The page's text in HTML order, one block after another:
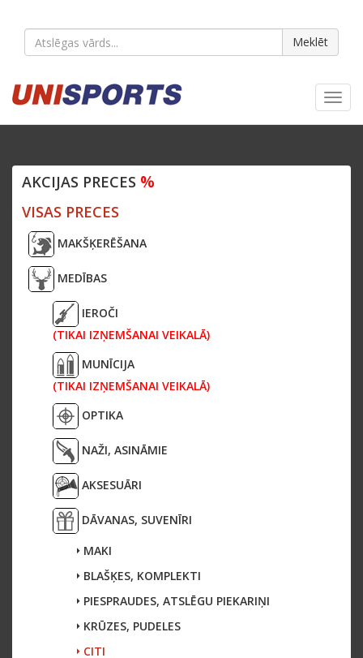
Meklēt
AKCIJAS PRECES %
VISAS PRECES
MAKŠĶERĒŠANA
MEDĪBAS
IEROČI
(TIKAI IZŅEMŠANAI VEIKALĀ)
MUNĪCIJA
(TIKAI IZŅEMŠANAI VEIKALĀ)
OPTIKA
NAŽI, ASINĀMIE
AKSESUĀRI
DĀVANAS, SUVENĪRI
MAKI
BLAŠĶES, KOMPLEKTI
PIESPRAUDES, ATSLĒGU PIEKARIŅI
KRŪZES, PUDELES
CITI